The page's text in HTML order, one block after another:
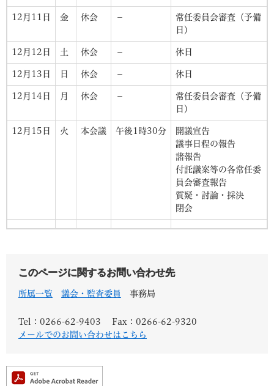
12月11日 金 休会 －
常任委員会審査（予備
日）
12月12日 土 休会 － 休日
12月13日 日 休会 － 休日
12月14日 月 休会 －
常任委員会審査（予備
日）
12月15日 火 本会議 午後1時30分
開議宣告
議事日程の報告
諸報告
付託議案等の各常任委
員会審査報告
質疑・討論・採決
閉会
このページに関するお問い合わせ先
所属一覧 議会・監査委員 事務局
Tel：0266-62-9403
Fax：0266-62-9320
メールでのお問い合わせはこちら